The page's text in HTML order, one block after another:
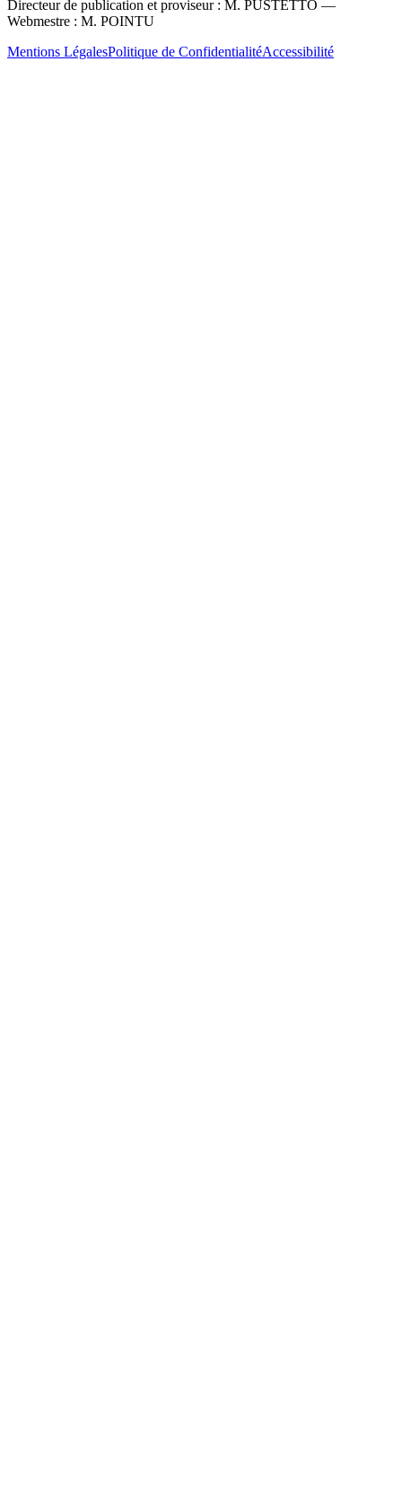
Directeur de publication et proviseur : M. PUSTETTO —
Webmestre : M. POINTU
Mentions LégalesPolitique de ConfidentialitéAccessibilité